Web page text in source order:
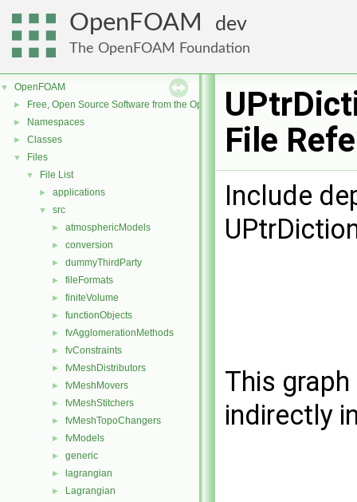
OpenFOAM dev
The OpenFOAM Foundation
▼ OpenFOAM
► Free, Open Source Software from the OpenFOAM Foundation
► Namespaces
► Classes
▼ Files
▼ File List
► applications
▼ src
► atmosphericModels
► conversion
► dummyThirdParty
► fileFormats
► finiteVolume
► functionObjects
► fvAgglomerationMethods
► fvConstraints
► fvMeshDistributors
► fvMeshMovers
► fvMeshStitchers
► fvMeshTopoChangers
► fvModels
► generic
► lagrangian
► Lagrangian
File
Include
This
indirectly